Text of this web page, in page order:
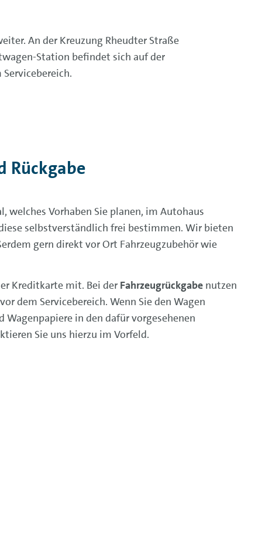
An der Kreuzung Rheudter Straße
Station befindet sich auf der
Rückgabe
welches Vorhaben Sie planen, im Autohaus
selbstverständlich frei bestimmen. Wir bieten
gern direkt vor Ort Fahrzeugzubehör wie
Kreditkarte mit. Bei der Fahrzeugrückgabe nutzen
dem Servicebereich. Wenn Sie den Wagen
in den dafür vorgesehenen
Sie uns hierzu im Vorfeld.